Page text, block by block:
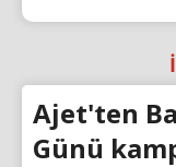
Ajet'ten
Günü